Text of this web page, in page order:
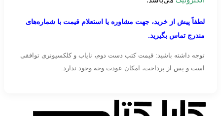
لطفاً پیش از خرید، جهت مشاوره یا استعلام قیمت با شماره‌های
مندرج تماس بگیرید.
توجه داشته باشید: قیمت کتب دست دوم، نایاب و کلکسیونری توافقی
است و پس از پرداخت، امکان عودت وجه وجود ندارد.